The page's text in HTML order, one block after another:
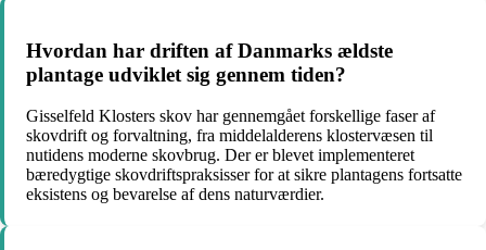
Hvordan har driften af Danmarks ældste
plantage udviklet sig gennem tiden?
Gisselfeld Klosters skov har gennemgået forskellige faser af
skovdrift og forvaltning, fra middelalderens klostervæsen til
nutidens moderne skovbrug. Der er blevet implementeret
bæredygtige skovdriftspraksisser for at sikre plantagens fortsatte
eksistens og bevarelse af dens naturværdier.